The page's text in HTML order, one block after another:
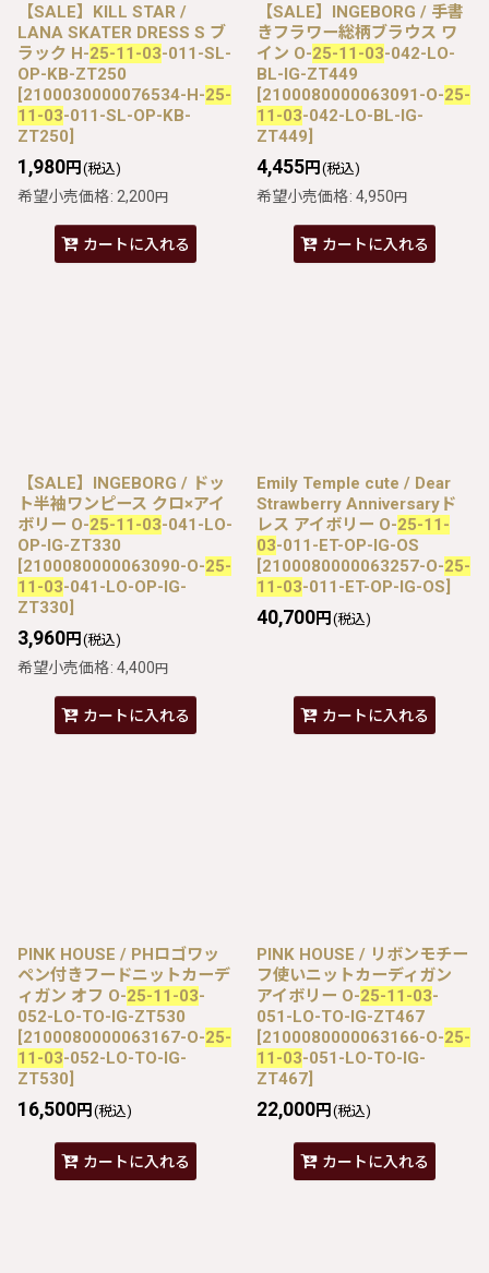
【SALE】KILL STAR /
LANA SKATER DRESS S ブ
ラック H-25-11-03-011-SL-
OP-KB-ZT250
[2100030000076534-H-25-
11-03-011-SL-OP-KB-
ZT250]
1,980円 (税込)
希望小売価格: 2,200円
カートに入れる
【SALE】INGEBORG / 手書
きフラワー総柄ブラウス ワ
イン O-25-11-03-042-LO-
BL-IG-ZT449
[2100080000063091-O-25-
11-03-042-LO-BL-IG-
ZT449]
4,455円 (税込)
希望小売価格: 4,950円
カートに入れる
【SALE】INGEBORG / ドッ
ト半袖ワンピース クロ×アイ
ボリー O-25-11-03-041-LO-
OP-IG-ZT330
[2100080000063090-O-25-
11-03-041-LO-OP-IG-
ZT330]
3,960円 (税込)
希望小売価格: 4,400円
カートに入れる
Emily Temple cute / Dear
Strawberry Anniversaryド
レス アイボリー O-25-11-
03-011-ET-OP-IG-OS
[2100080000063257-O-25-
11-03-011-ET-OP-IG-OS]
40,700円 (税込)
カートに入れる
PINK HOUSE / PHロゴワッ
ペン付きフードニットカーデ
ィガン オフ O-25-11-03-
052-LO-TO-IG-ZT530
[2100080000063167-O-25-
11-03-052-LO-TO-IG-
ZT530]
16,500円 (税込)
カートに入れる
PINK HOUSE / リボンモチー
フ使いニットカーディガン
アイボリー O-25-11-03-
051-LO-TO-IG-ZT467
[2100080000063166-O-25-
11-03-051-LO-TO-IG-
ZT467]
22,000円 (税込)
カートに入れる